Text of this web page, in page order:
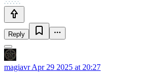
Reply
magiavrApr 29 2025 at 20:27